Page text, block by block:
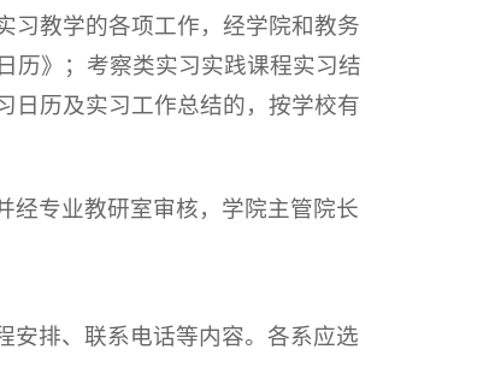
习教学的各项工作，经学院和教务
历》；考察类实习实践课程实习结
日历及实习工作总结的，按学校有
经专业教研室审核，学院主管院长
安排、联系电话等内容。各系应选